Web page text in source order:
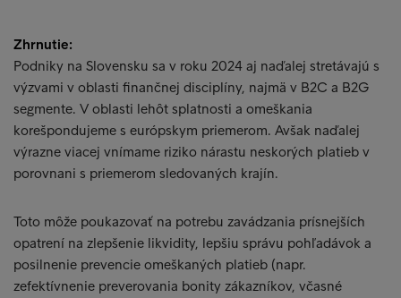
Zhrnutie:
Podniky na Slovensku sa v roku 2024 aj naďalej stretávajú s
výzvami v oblasti finančnej disciplíny, najmä v B2C a B2G
segmente. V oblasti lehôt splatnosti a omeškania
korešpondujeme s európskym priemerom. Avšak naďalej
výrazne viacej vnímame riziko nárastu neskorých platieb v
porovnani s priemerom sledovaných krajín.
Toto môže poukazovať na potrebu zavádzania prísnejších
opatrení na zlepšenie likvidity, lepšiu správu pohľadávok a
posilnenie prevencie omeškaných platieb (napr.
zefektívnenie preverovania bonity zákazníkov, včasné